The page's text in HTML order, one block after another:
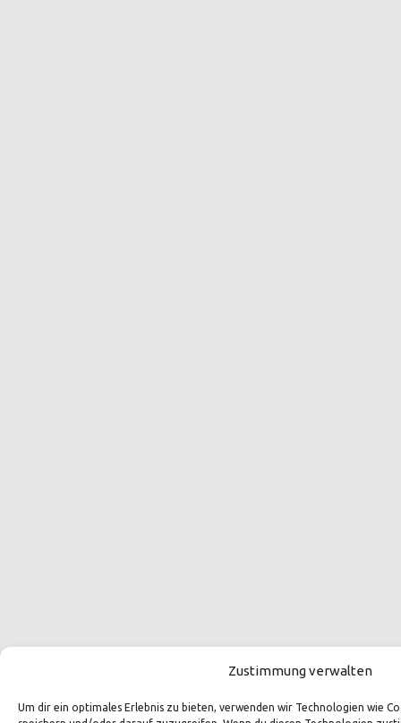
Zustimmung verwalten
Um dir ein optimales Erlebnis zu bieten, verwenden wir Technologien wie